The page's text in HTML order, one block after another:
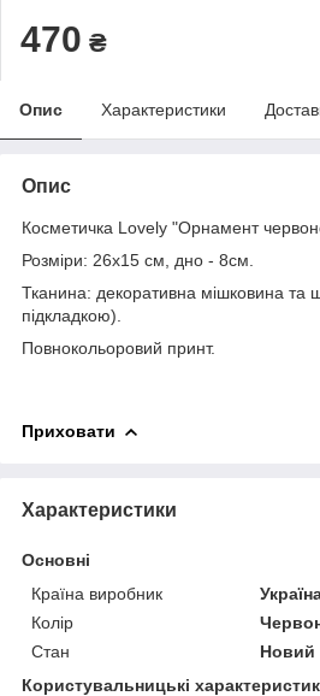
470 ₴
Опис Характеристики
Опис
Косметичка Lovely "Орнамент
Розміри: 26х15 см, дно - 8см.
Тканина: декоративна мішковина та
підкладкою).
Повнокольоровий принт.
Приховати
Характеристики
Основні
Країна виробник
Колір
Стан
Новий
Користувальницькі